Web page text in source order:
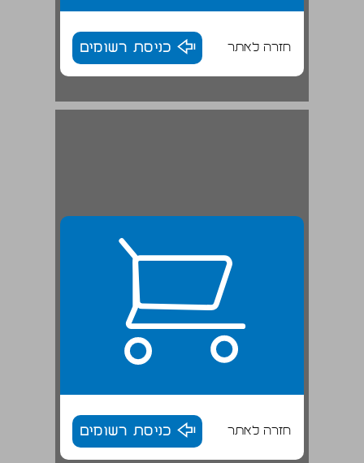
חזרה לאתר כניסת רשומים
א. החמישה שטיאטאו את המדבר ... 28
חזרה לאתר כניסת רשומים